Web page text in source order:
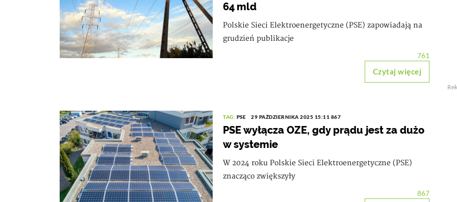
64 mld
Polskie Sieci Elektroenergetyczne (PSE) zapowiadają na
grudzień publikacje
761
Czytaj więcej
TAG: PSE 29 PAŹDZIERNIKA 2025 15:11 867
PSE wyłącza OZE, gdy prądu jest za dużo
w systemie
W 2024 roku Polskie Sieci Elektroenergetyczne (PSE)
znacząco zwiększyły
867